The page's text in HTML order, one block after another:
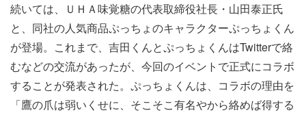
続いては、ＵＨＡ味覚糖の代表取締役社長・山田泰正氏
と、同社の人気商品ぷっちょのキャラクターぷっちょくん
が登場。これまで、吉田くんとぷっちょくんはTwitterで絡
むなどの交流があったが、今回のイベントで正式にコラボ
することが発表された。ぷっちょくんは、コラボの理由を
「鷹の爪は弱いくせに、そこそこ有名やから絡めば得する